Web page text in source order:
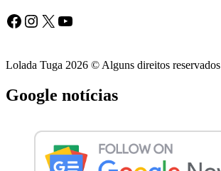
Facebook
Instagram
X YouTube
Lolada Tuga 2026 © Alguns direitos reservados
Google notícias